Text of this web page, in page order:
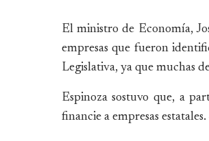
El ministro de Economía,
empresas que fueron
Legislativa, ya que muchas
Espinoza sostuvo que, a
financie a empresas